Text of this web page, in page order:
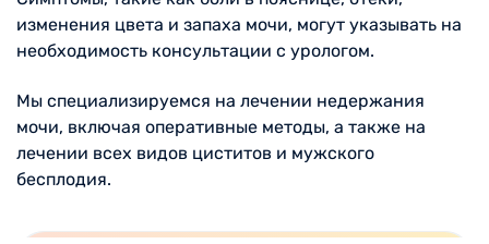
изменения цвета и запаха мочи, могут указывать на
необходимость консультации с урологом.
Мы специализируемся на лечении недержания
мочи, включая оперативные методы, а также на
лечении всех видов циститов и мужского
бесплодия.